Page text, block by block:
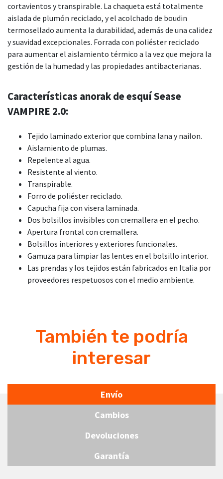
cortavientos y transpirable. La chaqueta está totalmente
aislada de plumón reciclado, y el acolchado de boudin
termosellado aumenta la durabilidad, además de una calidez
y suavidad excepcionales. Forrada con poliéster reciclado
para aumentar el aislamiento térmico a la vez que mejora la
gestión de la humedad y las propiedades antibacterianas.
Características anorak de esquí Sease
VAMPIRE 2.0:
Tejido laminado exterior que combina lana y nailon.
Aislamiento de plumas.
Repelente al agua.
Resistente al viento.
Transpirable.
Forro de poliéster reciclado.
Capucha fija con visera laminada.
Dos bolsillos invisibles con cremallera en el pecho.
Apertura frontal con cremallera.
Bolsillos interiores y exteriores funcionales.
Gamuza para limpiar las lentes en el bolsillo interior.
Las prendas y los tejidos están fabricados en Italia por
proveedores respetuosos con el medio ambiente.
También te podría
interesar
Envío
Cambios
Devoluciones
Garantía